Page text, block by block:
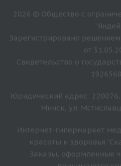
2026 © Общество с
Зарегистрировано
от
Свидетельство о
Юридический адрес: 220076,
Минск, ул.
Интернет-гипермаркет
красоты и здоровья
Заказы, оформленные